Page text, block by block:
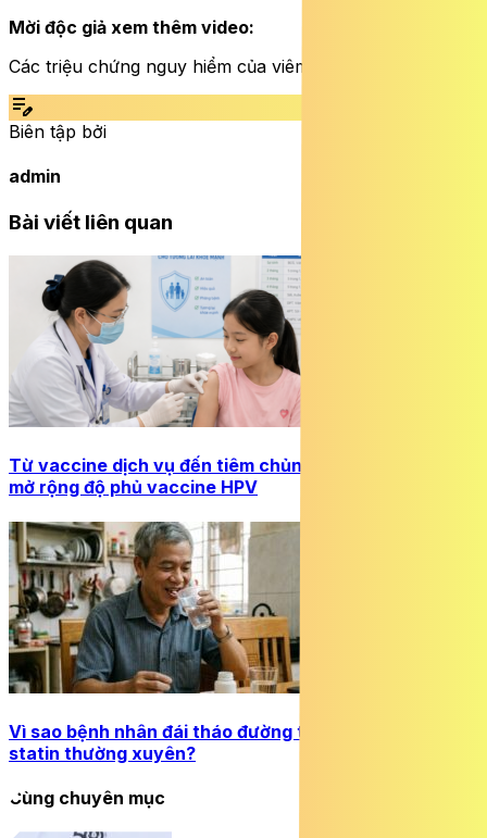
Mời độc giả xem thêm video:
Các triệu chứng nguy hiểm của viêm khớp dạng thấp.
edit_note
Biên tập bởi
admin
Bài viết liên quan
Từ vaccine dịch vụ đến tiêm chủng quốc gia: Cơ hội
mở rộng độ phủ vaccine HPV
Vì sao bệnh nhân đái tháo đường type 2 cần dùng
statin thường xuyên?
Cùng chuyên mục